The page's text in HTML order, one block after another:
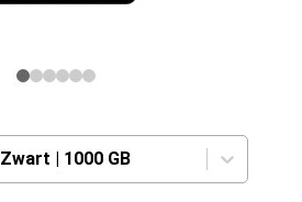
Zwart | 1000 GB